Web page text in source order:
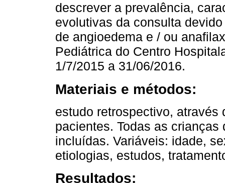
descrever a prevalência,
evolutivas da consulta
de angioedema e / ou
Pediátrica do Centro
1/7/2015 a 31/06/2016.
Materiais e métodos:
estudo retrospectivo, através
pacientes. Todas as
incluídas. Variáveis: idade,
etiologias, estudos,
Resultados: